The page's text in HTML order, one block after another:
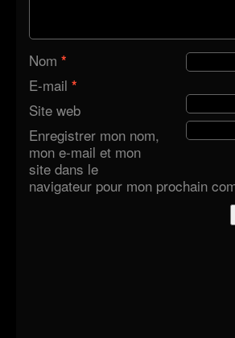
Nom *
E-mail *
Site web
Enregistrer mon nom,
mon e-mail et mon
site dans le
navigateur pour mon prochain